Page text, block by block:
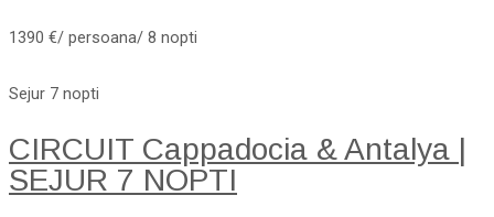
1390 €/ persoana/ 8 nopti
Sejur 7 nopti
CIRCUIT Cappadocia & Antalya |
SEJUR 7 NOPTI